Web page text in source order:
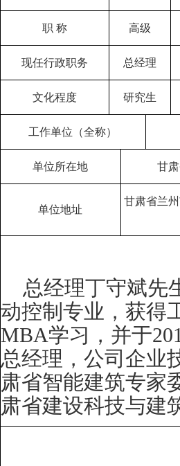
职 称 高级
现任行政职务 总经理
文化程度 研究生
工作单位（全称）
单位所在地 甘
单位地址
甘肃省兰
总经理丁守斌先
动控制专业，获得
MBA学习，并于
总经理，公司企业
肃省智能建筑专家
肃省建设科技与建